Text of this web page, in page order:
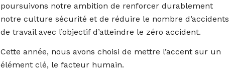
poursuivons notre ambition de renforcer durablement
notre culture sécurité et de réduire le nombre d’accidents
de travail avec l’objectif d’atteindre le zéro accident.
Cette année, nous avons choisi de mettre l’accent sur un
élément clé, le facteur humain.